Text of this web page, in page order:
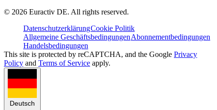
© 2026 Euractiv DE. All rights reserved.
DatenschutzerklärungCookie Politik
Allgemeine GeschäftsbedingungenAbonnementbedingungen
Handelsbedingungen
This site is protected by reCAPTCHA, and the Google Privacy
Policy and Terms of Service apply.
Deutsch